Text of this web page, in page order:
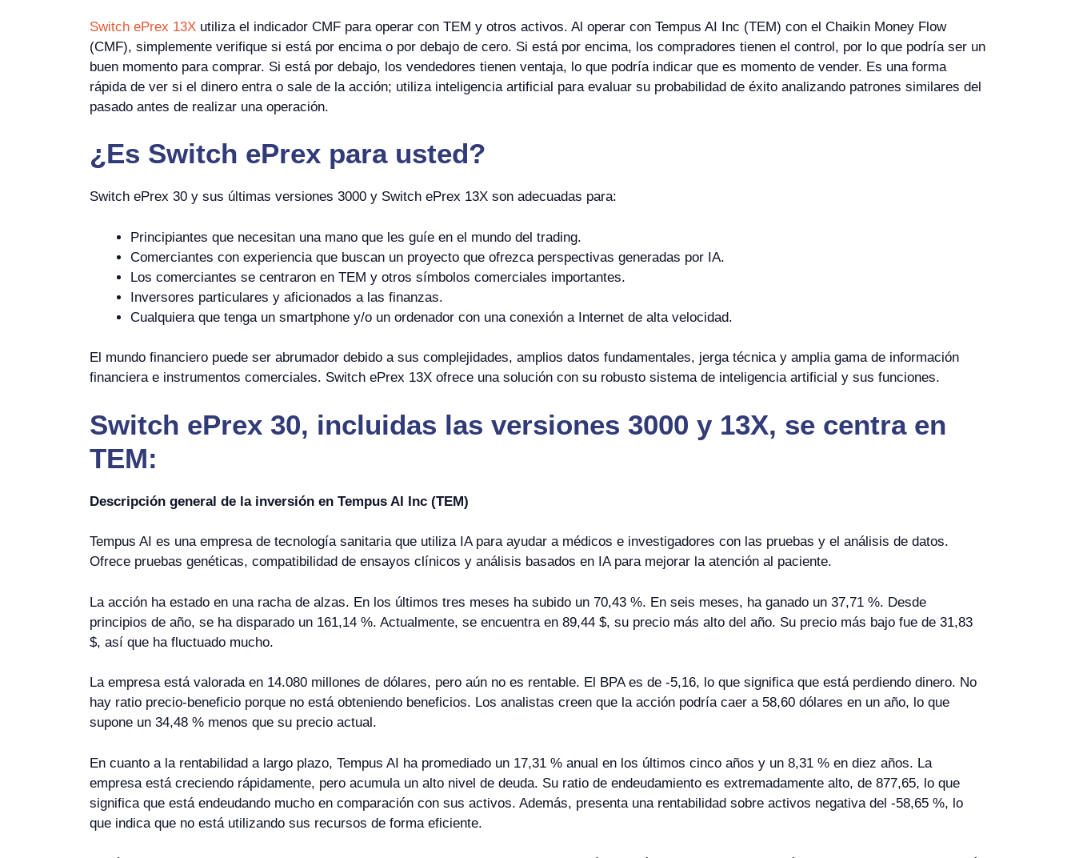
Switch ePrex 13X utiliza el indicador CMF para operar con TEM y otros activos. Al operar con Tempus AI Inc (TEM) con el Chaikin Money Flow
(CMF), simplemente verifique si está por encima o por debajo de cero. Si está por encima, los compradores tienen el control, por lo que podría ser un
buen momento para comprar. Si está por debajo, los vendedores tienen ventaja, lo que podría indicar que es momento de vender. Es una forma
rápida de ver si el dinero entra o sale de la acción; utiliza inteligencia artificial para evaluar su probabilidad de éxito analizando patrones similares del
pasado antes de realizar una operación.
¿Es Switch ePrex para usted?
Switch ePrex 30 y sus últimas versiones 3000 y Switch ePrex 13X son adecuadas para:
Principiantes que necesitan una mano que les guíe en el mundo del trading.
Comerciantes con experiencia que buscan un proyecto que ofrezca perspectivas generadas por IA.
Los comerciantes se centraron en TEM y otros símbolos comerciales importantes.
Inversores particulares y aficionados a las finanzas.
Cualquiera que tenga un smartphone y/o un ordenador con una conexión a Internet de alta velocidad.
El mundo financiero puede ser abrumador debido a sus complejidades, amplios datos fundamentales, jerga técnica y amplia gama de información
financiera e instrumentos comerciales. Switch ePrex 13X ofrece una solución con su robusto sistema de inteligencia artificial y sus funciones.
Switch ePrex 30, incluidas las versiones 3000 y 13X, se centra en
TEM:
Descripción general de la inversión en Tempus AI Inc (TEM)
Tempus AI es una empresa de tecnología sanitaria que utiliza IA para ayudar a médicos e investigadores con las pruebas y el análisis de datos.
Ofrece pruebas genéticas, compatibilidad de ensayos clínicos y análisis basados en IA para mejorar la atención al paciente.
La acción ha estado en una racha de alzas. En los últimos tres meses ha subido un 70,43 %. En seis meses, ha ganado un 37,71 %. Desde
principios de año, se ha disparado un 161,14 %. Actualmente, se encuentra en 89,44 $, su precio más alto del año. Su precio más bajo fue de 31,83
$, así que ha fluctuado mucho.
La empresa está valorada en 14.080 millones de dólares, pero aún no es rentable. El BPA es de -5,16, lo que significa que está perdiendo dinero. No
hay ratio precio-beneficio porque no está obteniendo beneficios. Los analistas creen que la acción podría caer a 58,60 dólares en un año, lo que
supone un 34,48 % menos que su precio actual.
En cuanto a la rentabilidad a largo plazo, Tempus AI ha promediado un 17,31 % anual en los últimos cinco años y un 8,31 % en diez años. La
empresa está creciendo rápidamente, pero acumula un alto nivel de deuda. Su ratio de endeudamiento es extremadamente alto, de 877,65, lo que
significa que está endeudando mucho en comparación con sus activos. Además, presenta una rentabilidad sobre activos negativa del -58,65 %, lo
que indica que no está utilizando sus recursos de forma eficiente.